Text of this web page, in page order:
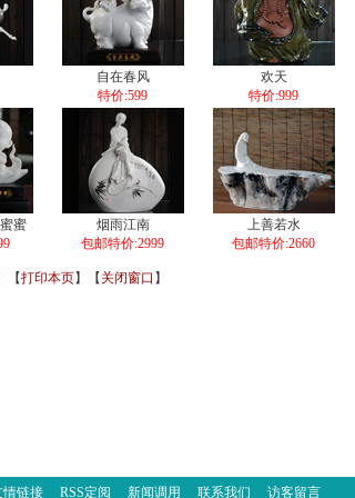
自在春风
特价:599
欢天
特价:999
蜜
烟雨江南
包邮特价:2999
上善若水
包邮特价:2660
【打印本页】【 关闭窗口 】
情链接 RSS定阅 新闻调用 联系我们 访客留言